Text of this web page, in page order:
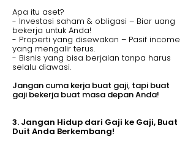
Apa itu aset?
- Investasi saham & obligasi – Biar uang
bekerja untuk Anda!
- Properti yang disewakan – Pasif income
yang mengalir terus.
- Bisnis yang bisa berjalan tanpa harus
selalu diawasi.
Jangan cuma kerja buat gaji, tapi buat
gaji bekerja buat masa depan Anda!
3. Jangan Hidup dari Gaji ke Gaji, Buat
Duit Anda Berkembang!